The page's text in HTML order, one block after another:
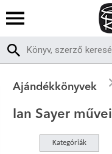
Ajándékkönyvek
Ian Sayer művei
Kategóriák